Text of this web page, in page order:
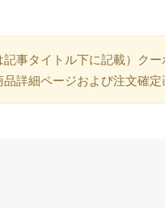
事タイトル下に記載）ク
詳細ページおよび注文確定